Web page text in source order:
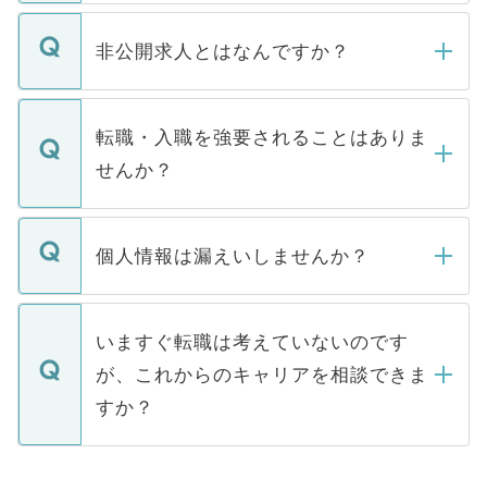
ご登録いただきましたら、弊社担当者がご
登録内容を確認し、その後メールもしくは
ます。通常、5営業日以内にはご連絡をせて
いただきますので、しばらくお待ちくださ
非公開求人とはなんですか？
マイナビDOCTORで取り扱っている求人の
うち約3割は、Webサイトからご覧いただ
けない「非公開求人」です。非公開求人は
下記の理由によって、一般には公開してい
ません。
■応募殺到を避けるため 人気のある医療機
関を公にしてしまうと、応募が殺到する場
に、医療機関が求める条件に合った人材の
みを人材紹介会社に依頼するケースが増え
ています。
転職・入職を強要されることはありま
せんか？
転職・入職を強要することは一切ありませ
ん。また、仮に応募先から内定をいただい
定を承諾する必要はありません。内定先へ
の辞退の連絡はキャリアパートナーが行い
個人情報は漏えいしませんか？
個人情報が漏えいすることはありませんの
で、ご安心ください。当サイトからの登録
などで収集したご登録者様の個人情報は、
ご本人のキャリアアップおよび転職活動の
支援を目的に使用いたします。お預かりし
ているすべての個人データはご本人の許可
いますぐ転職は考えていないのです
が、これからのキャリアを相談できま
すか？